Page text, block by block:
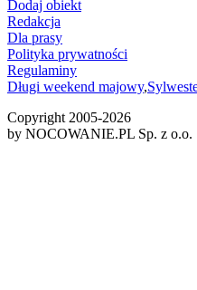
Dodaj obiekt
Redakcja
Dla prasy
Polityka prywatności
Regulaminy
Długi weekend majowy,
Copyright 2005-2026
by NOCOWANIE.PL Sp. z o.o.